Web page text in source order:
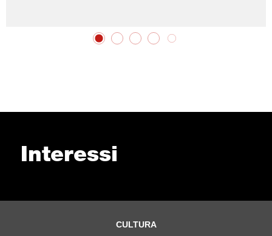
Interessi
CULTURA